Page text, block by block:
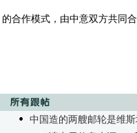
的合作模式 ，由中意双方共同
中国造的两艘邮轮是维